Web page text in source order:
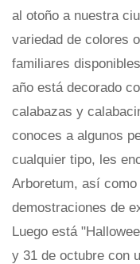
al otoño a nuestra
variedad de colores
familiares
año está decorado
calabazas y
conoces a algunos
cualquier tipo, les
Arboretum, así
demostraciones de
Luego está
y 31 de octubre con